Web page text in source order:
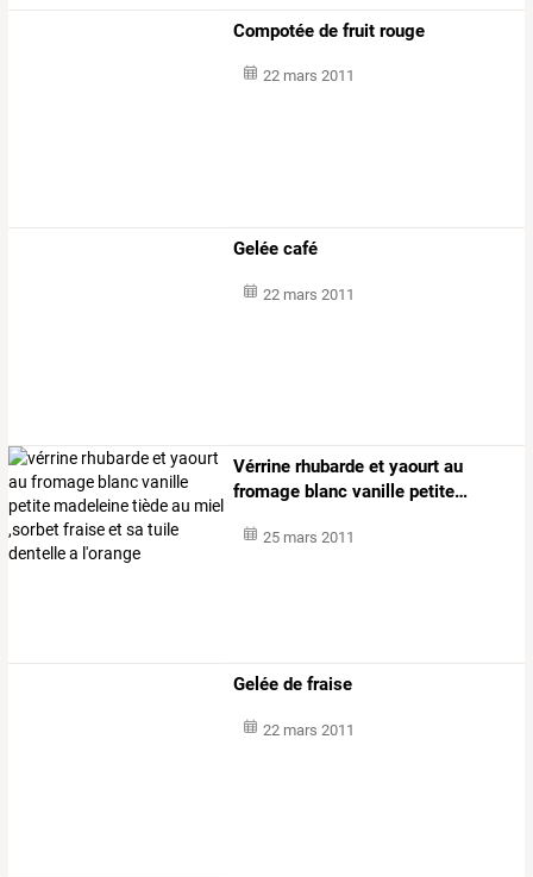
Compotée de fruit rouge
22 mars 2011
Gelée café
22 mars 2011
Vérrine rhubarde et yaourt au
fromage blanc vanille petite…
25 mars 2011
Gelée de fraise
22 mars 2011